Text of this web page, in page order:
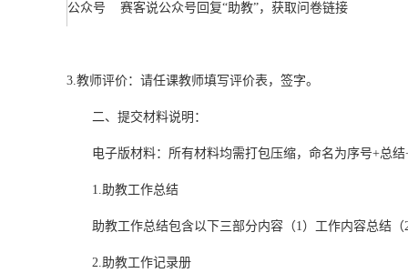
公众号 赛客说公众号回复“助教”，获取问卷链接
3.教师评价：请任课教师填写评价表，签字。
二、提交材料说明：
电子版材料：所有材料均需打包压缩，命名为序号+总结
1.助教工作总结
助教工作总结包含以下三部分内容（1）工作内容总结（
2.助教工作记录册